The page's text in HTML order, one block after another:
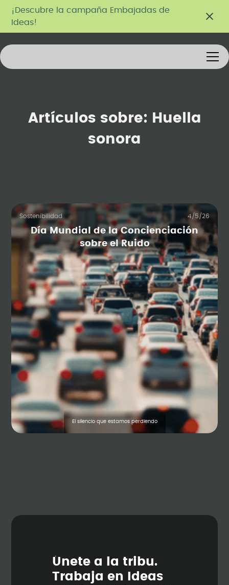
¡Descubre la campaña Embajadas de
Ideas!
Artículos sobre:
Huella
sonora
Sostenibilidad 4/5/26
Día Mundial de la Concienciación
sobre el Ruido
El silencio que estamos perdiendo
Únete a la tribu.
Trabaja en Ideas